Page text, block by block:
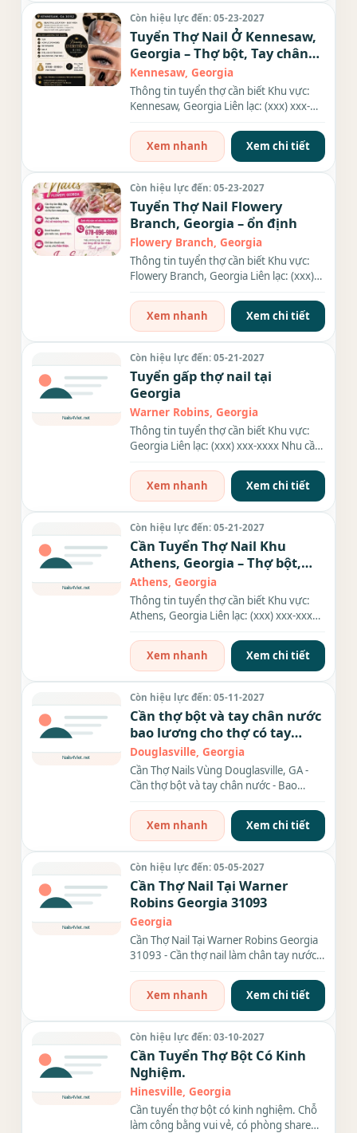
Còn hiệu lực đến: 05-23-2027
Tuyển Thợ Nail Ở Kennesaw,
Georgia – Thợ bột, Tay chân
nước, Dip
Kennesaw, Georgia
Thông tin tuyển thợ cần biết Khu vực:
Kennesaw, Georgia Liên lạc: (xxx) xxx-
Xem nhanh
Xem chi tiết
Còn hiệu lực đến: 05-23-2027
Tuyển Thợ Nail Flowery
Branch, Georgia – ổn định
Flowery Branch, Georgia
Thông tin tuyển thợ cần biết Khu vực:
Flowery Branch, Georgia Liên lạc: (xxx)
Xem nhanh
Xem chi tiết
Còn hiệu lực đến: 05-21-2027
Tuyển gấp thợ nail tại
Georgia
Warner Robins, Georgia
Thông tin tuyển thợ cần biết Khu vực:
Georgia Liên lạc: (xxx) xxx-xxxx Nhu cầu:
Xem nhanh
Xem chi tiết
Còn hiệu lực đến: 05-21-2027
Cần Tuyển Thợ Nail Khu
Athens, Georgia – Thợ bột,
Everything
Athens, Georgia
Thông tin tuyển thợ cần biết Khu vực:
Athens, Georgia Liên lạc: (xxx) xxx-xxxx
Xem nhanh
Xem chi tiết
Còn hiệu lực đến: 05-11-2027
Cần thợ bột và tay chân nước
bao lương cho thợ có tay
nghề có nhà cho thợ ở xa
tiệm đông khách, típ cao, đa
phần khách design nhiều,
Douglasville, Georgia
Cần Thợ Nails Vùng Douglasville, GA -
Cần thợ bột và tay chân nước - Bao
Xem nhanh
Xem chi tiết
Còn hiệu lực đến: 05-05-2027
Cần Thợ Nail Tại Warner
Robins Georgia 31093
Georgia
Cần Thợ Nail Tại Warner Robins Georgia
31093 - Cần thợ nail làm chân tay nước
Xem nhanh
Xem chi tiết
Còn hiệu lực đến: 03-10-2027
Cần Tuyển Thợ Bột Có Kinh
Nghiệm.
Hinesville, Georgia
Cần tuyển thợ bột có kinh nghiệm. Chỗ
làm công bằng vui vẻ, có phòng share